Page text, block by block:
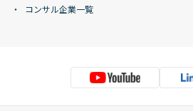
コンサル企業一覧